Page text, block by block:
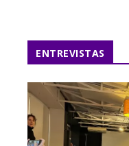
ENTREVISTAS